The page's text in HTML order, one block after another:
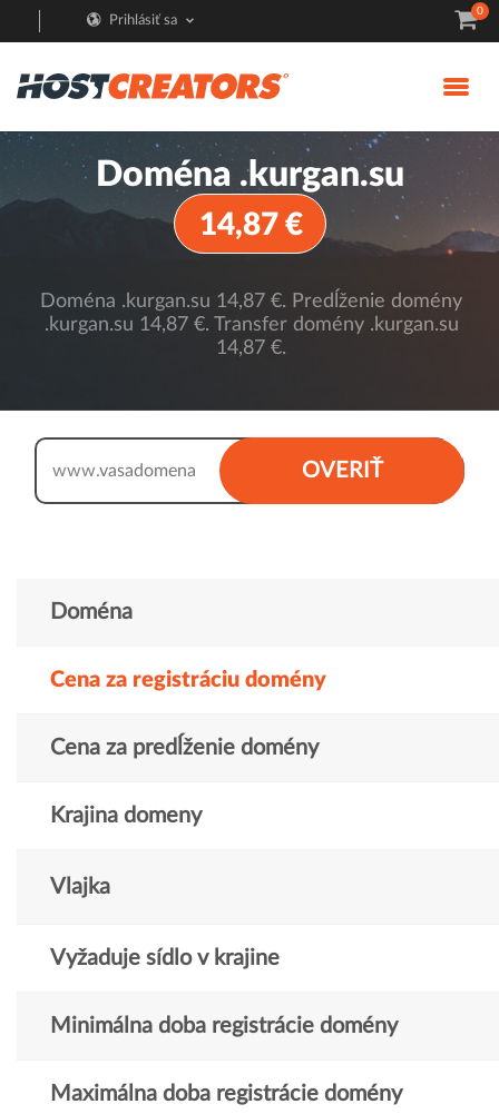
Prihlásiť sa
0
Doména .kurgan.su
14,87 €
Doména .kurgan.su 14,87 €. Predĺženie domény
.kurgan.su 14,87 €. Transfer domény .kurgan.su
14,87 €.
OVERIŤ
www.
Doména
Cena za registráciu domény
Cena za predĺženie domény
Krajina domeny
Vlajka
Vyžaduje sídlo v krajine
Minimálna doba registrácie domény
Maximálna doba registrácie domény